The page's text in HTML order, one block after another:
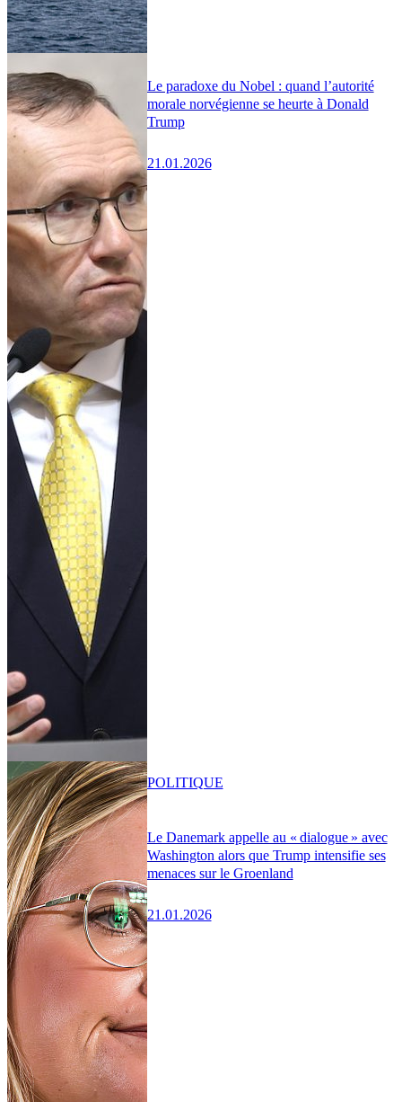
Le paradoxe du Nobel : quand l’autorité
morale norvégienne se heurte à Donald
Trump
21.01.2026
Le Danemark appelle au « dialogue » avec
Washington alors que Trump intensifie ses
menaces sur le Groenland
21.01.2026
POLITIQUE